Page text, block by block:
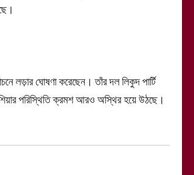
লড়ার ঘোষণা করেছেন। তাঁর দল লিকুদ পার্টি
পরিস্থিতি ক্রমশ আরও অস্থির হয়ে উঠছে।